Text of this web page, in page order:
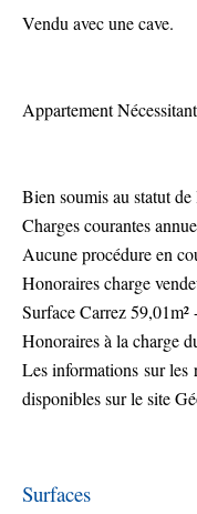
Vendu avec une cave.
Appartement
Bien soumis au statut
Charges courantes
Aucune procédure en
Honoraires charge
Surface Carrez
Honoraires à la charge
Les informations sur les
disponibles sur le site
Surfaces